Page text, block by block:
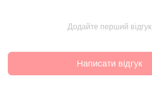
Додайте перший відгук
Написати відгук